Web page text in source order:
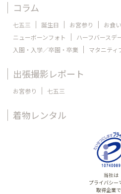
コラム
七五三 誕生日 お宮参り
お食
ニューボーンフォト
ハーフバースデ
入園・入学／卒園・卒業
マタニティ
出張撮影レポート
お宮参り 七五三
着物レンタル
当社は
プライバシー
取得企業